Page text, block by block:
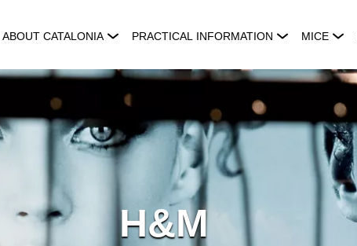
ABOUT CATALONIA PRACTICAL INFORMATION MICE
H&M